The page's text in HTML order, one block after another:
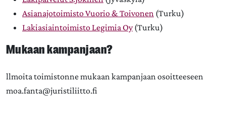
Asianajotoimisto Vuorio & Toivonen (Turku)
Lakiasiaintoimisto Legimia Oy(Turku)
Mukaan kampanjaan?
llmoita toimistonne mukaan kampanjaan osoitteeseen
moa.fanta@juristiliitto.fi